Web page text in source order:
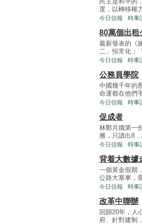
度，以轉移權
今日信報 時事
80萬個出租
最新發表的《
二」恒常化；
今日信報 時事
公務員學院
中國幾千年的
命運都在他們
今日信報 時事
促成者
林鄭月娥第一
搬，只讀出8 ...
今日信報 時事
背着大數據
一個黃金假期
公路大塞車，
今日信報 時事
改革中聯辦
回歸20年，人
府、針對建制